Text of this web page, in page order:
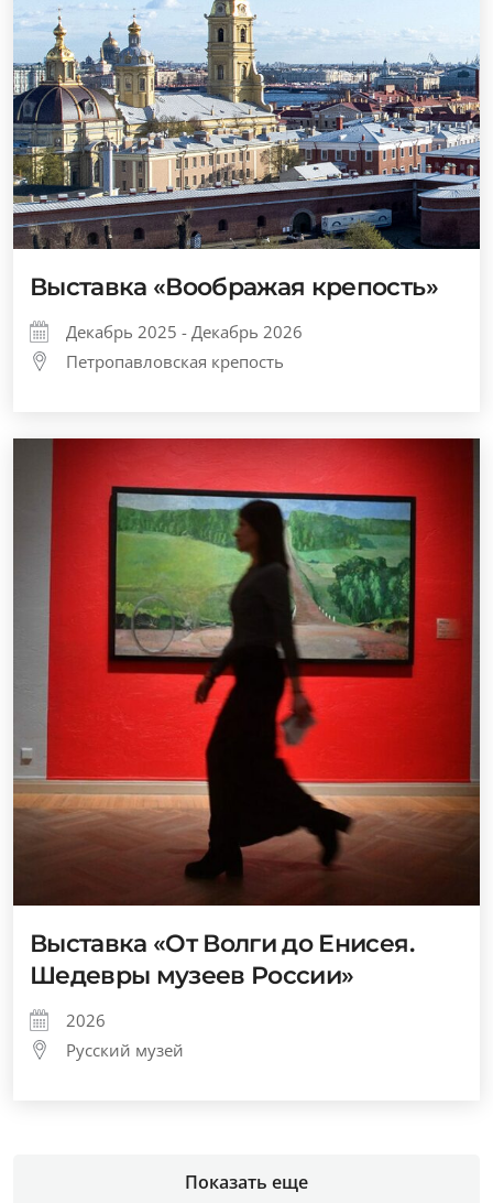
Выставка «Воображая крепость»
Декабрь 2025 - Декабрь 2026
Петропавловская крепость
Выставка «От Волги до Енисея.
Шедевры музеев России»
2026
Русский музей
Показать еще